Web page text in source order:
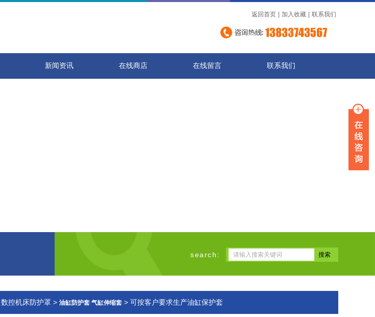
返回首页 加入收藏 联系我们
新闻资讯 在线商店 在线留言 联系我们
search:
数控机床防护罩 > 油缸防护套 气缸伸缩套 > 可按客户要求生产油缸保护套